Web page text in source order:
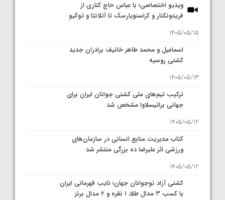
ویدیو اختصاصی؛ با عباس حاج کناری از
فریدونکنار و کراسنویارسک تا آتلانتا و توکیو
1405/05/15
اسماعیل و محمد طاهر خانیف برادران جدید
کشتی روسیه
1405/05/13
ترکیب تیم‌های ملی کشتی جوانان ایران برای
جهانی براتیسلاوا مشخص شد
1405/05/12
کتاب مدیریت منابع انسانی در سازمان‌های
ورزشی اثر علیرضا ده بزرگی منتشر شد
1405/05/12
کشتی آزاد نوجوانان جهان؛ نایب قهرمانی ایران
با کسب ۳ مدال طلا، ۱ نقره و ۲ مدال برنز